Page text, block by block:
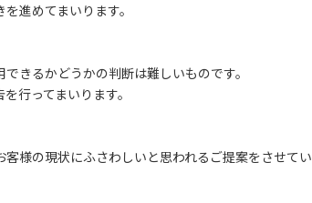
進めてまいります。
きるかどうかの判断は難しいものです。
行ってまいります。
様の現状にふさわしいと思われるご提案をさせてい